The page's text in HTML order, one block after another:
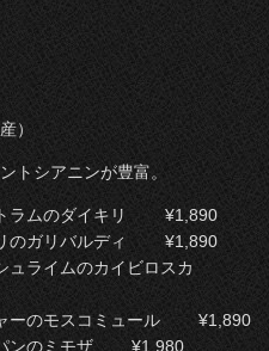
）
トシアニンが豊富。
トラムのダイキリ ¥1,890
リのガリバルディ ¥1,890
シュライムのカイビロスカ
ャーのモスコミュール ¥1,890
パンのミモザ ¥1,980